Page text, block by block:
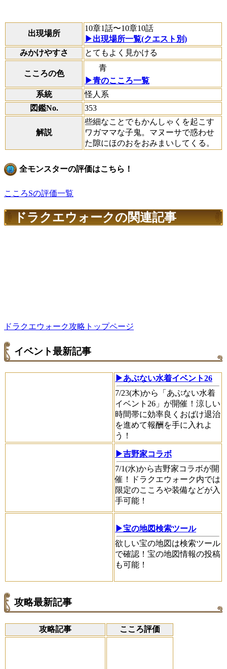
出現場所
10章1話〜10章10話
▶出現場所一覧(クエスト別)
みかけやすさ
とてもよく見かける
こころの色
青
▶青のこころ一覧
系統
怪人系
図鑑No.
353
解説
些細なことでもかんしゃくを起こす
ワガママな子鬼。マヌーサで惑わせ
た隙にほのおをおみまいしてくる。
全モンスターの評価はこちら！
こころSの評価一覧
ドラクエウォークの関連記事
ドラクエウォーク攻略トップページ
イベント最新記事
▶あぶない水着イベント26
7/23(木)から「あぶない水着
イベント26」が開催！涼しい
時間帯に効率良くおばけ退治
を進めて報酬を手に入れよ
う！
▶吉野家コラボ
7/1(水)から吉野家コラボが開
催！ドラクエウォーク内では
限定のこころや装備などが入
手可能！
▶宝の地図検索ツール
欲しい宝の地図は検索ツール
で確認！宝の地図情報の投稿
も可能！
攻略最新記事
攻略記事 こころ評価